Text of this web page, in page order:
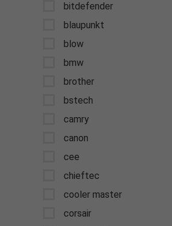
bitdefender
blaupunkt
blow
bmw
brother
bstech
camry
canon
cee
chieftec
cooler master
corsair